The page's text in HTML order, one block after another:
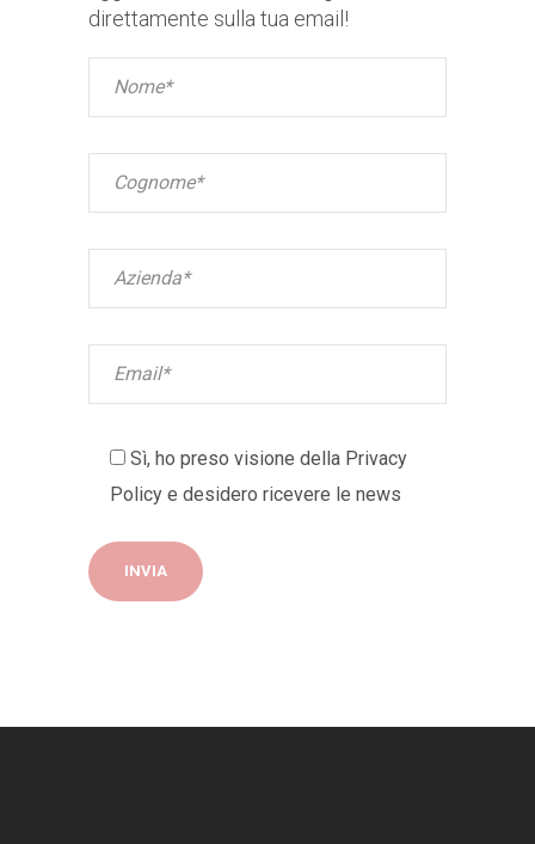
direttamente sulla tua email!
Sì, ho preso visione della Privacy
Policy e desidero ricevere le news